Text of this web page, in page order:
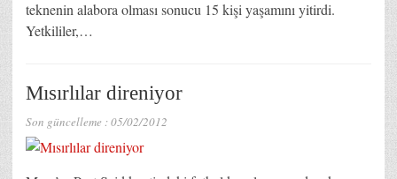
teknenin alabora olması sonucu 15 kişi yaşamını yitirdi.
Yetkililer,…
Mısırlılar direniyor
Son güncelleme :05/02/2012